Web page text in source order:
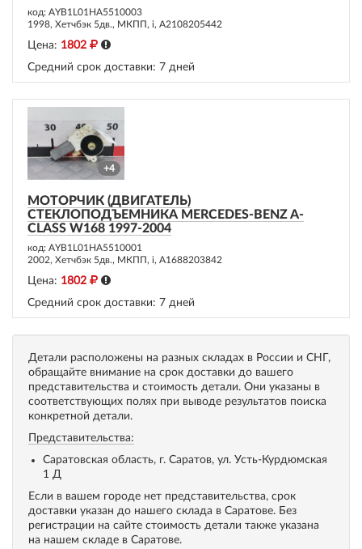
код: AYB1L01HA5510003
1998, Хетчбэк 5дв., МКПП, i, A2108205442
Цена: 1802
Средний срок доставки: 7 дней
+4
МОТОРЧИК (ДВИГАТЕЛЬ)
СТЕКЛОПОДЪЕМНИКА MERCEDES-BENZ A-
CLASS W168 1997-2004
код: AYB1L01HA5510001
2002, Хетчбэк 5дв., МКПП, i, A1688203842
Цена: 1802
Средний срок доставки: 7 дней
Детали расположены на разных складах в России и СНГ,
обращайте внимание на срок доставки до вашего
представительства и стоимость детали. Они указаны в
соответствующих полях при выводе результатов поиска
конкретной детали.
Представительства:
Саратовская область, г. Саратов, ул. Усть-Курдюмская
1 Д
Если в вашем городе нет представительства, срок
доставки указан до нашего склада в Саратове. Без
регистрации на сайте стоимость детали также указана
на нашем складе в Саратове.